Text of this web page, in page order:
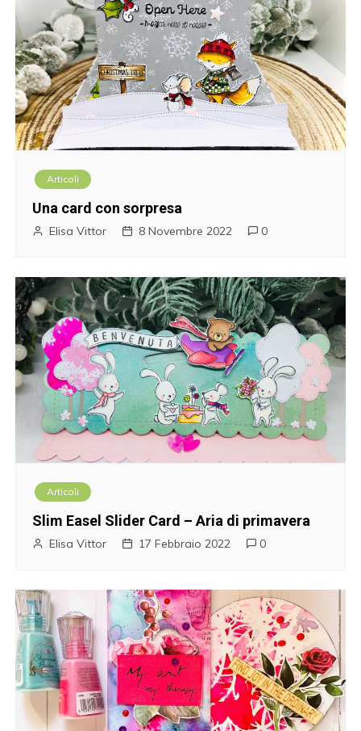
Articoli
Una card con sorpresa
Elisa Vittor 8 Novembre 2022 0
Articoli
Slim Easel Slider Card – Aria di primavera
Elisa Vittor 17 Febbraio 2022 0